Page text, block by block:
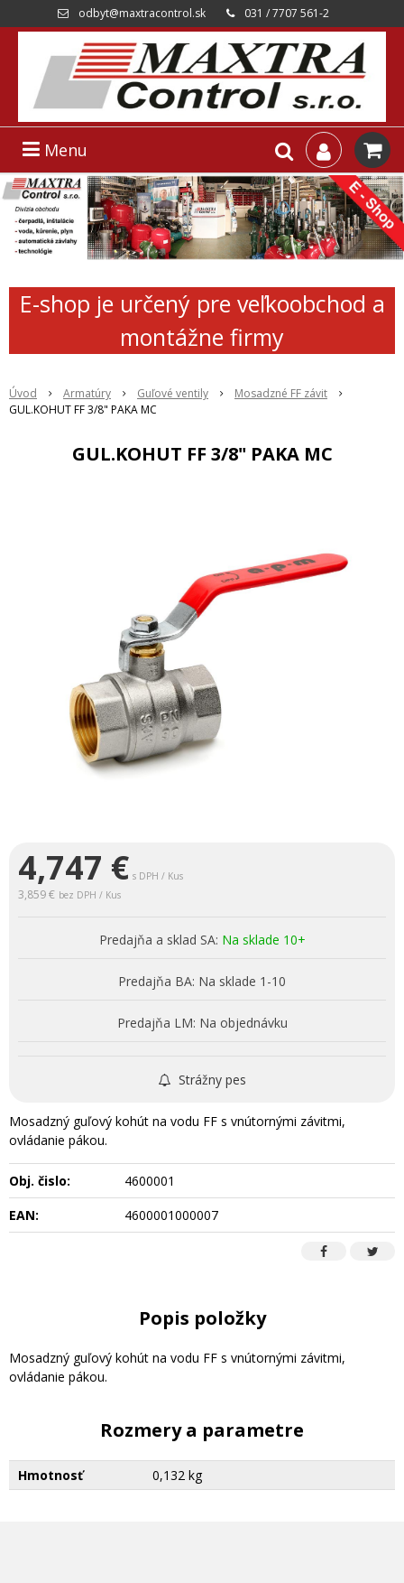
odbyt@maxtracontrol.sk 031 / 7707 561-2
Menu
E-shop je určený pre veľkoobchod a
montážne firmy
Úvod Armatúry Guľové ventily
Mosadzné FF závit
GUL.KOHUT FF 3/8" PAKA MC
GUL.KOHUT FF 3/8" PAKA MC
4,747 € s DPH / Kus
3,859 € bez DPH / Kus
Predajňa a sklad SA: Na sklade 10+
Predajňa BA: Na sklade 1-10
Predajňa LM: Na objednávku
Strážny pes
Mosadzný guľový kohút na vodu FF s vnútornými závitmi,
ovládanie pákou.
Obj. čislo:
4600001
EAN:
4600001000007
Popis položky
Mosadzný guľový kohút na vodu FF s vnútornými závitmi,
ovládanie pákou.
Rozmery a parametre
Hmotnosť 0,132 kg